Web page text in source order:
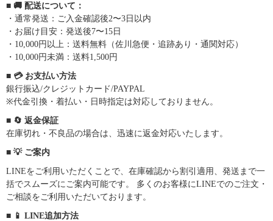
■ 🚚 配送について：
・通常発送：ご入金確認後2〜3日以内
・お届け目安：発送後7〜15日
・10,000円以上：送料無料（佐川急便・追跡あり・通関対応）
・10,000円未満：送料1,500円
■ 💳 お支払い方法
銀行振込/クレジットカード/PAYPAL
※代金引換・着払い・日時指定は対応しておりません。
■ 🔄 返金保証
在庫切れ・不良品の場合は、迅速に返金対応いたします。
■ 💡 ご案内
LINEをご利用いただくことで、在庫確認から割引適用、発送まで一
括でスムーズにご案内可能です。 多くのお客様にLINEでのご注文・
ご相談をご利用いただいております。
■ 📱 LINE追加方法